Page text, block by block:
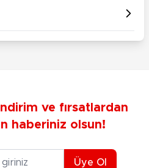
ve fırsatlardan
haberiniz olsun!
E-posta Adresiniz
Üye Ol